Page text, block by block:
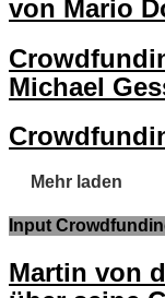
von Mario
Michael
Mehr laden
Input
Martin von